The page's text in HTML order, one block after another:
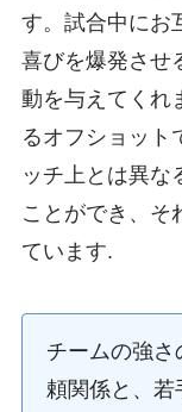
す。試合中にお
喜びを爆発させ
動を与えてくれ
るオフショット
ッチ上とは異な
ことができ、そ
ています.
チームの強
頼関係と、